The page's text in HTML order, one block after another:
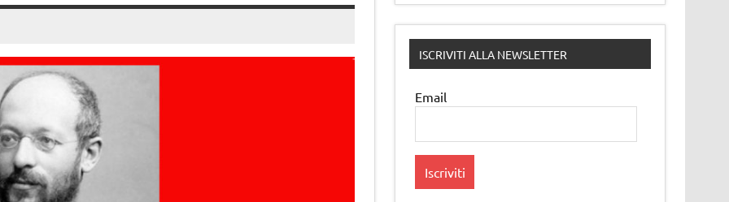
ISCRIVITI ALLA NEWSLETTER
Email